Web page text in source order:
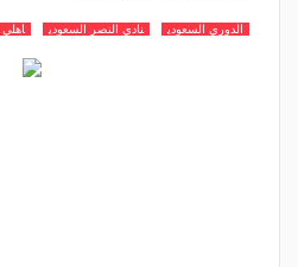
الدوري السعودي نادي النصر السعودي